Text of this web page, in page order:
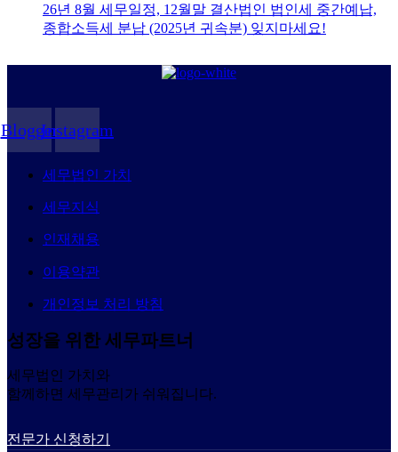
26년 8월 세무일정, 12월말 결산법인 법인세 중간예납,
종합소득세 분납 (2025년 귀속분) 잊지마세요!
BloggerInstagram
세무법인 가치
세무지식
인재채용
이용약관
개인정보 처리 방침
성장을 위한 세무파트너
세무법인 가치와
함께하면 세무관리가 쉬워집니다.
전문가 신청하기